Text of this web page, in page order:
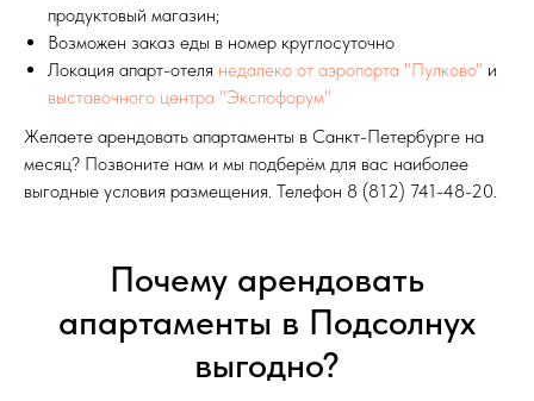
продуктовый магазин;
Возможен заказ еды в номер круглосуточно
Локация апарт-отеля недалеко от аэропорта "Пулково" и
выставочного центра "Экспофорум"
Желаете арендовать апартаменты в Санкт-Петербурге на
месяц? Позвоните нам и мы подберём для вас наиболее
выгодные условия размещения. Телефон 8 (812) 741-48-20.
Почему арендовать
апартаменты в Подсолнух
выгодно?